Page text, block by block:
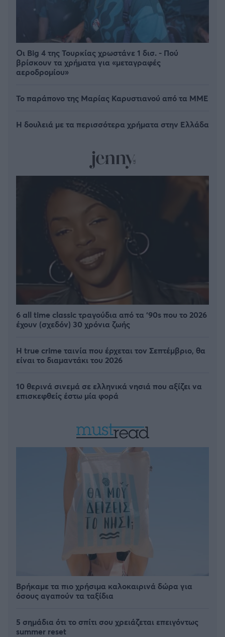
Οι Big 4 της Τουρκίας χρωστάνε 1 δισ. - Πού
βρίσκουν τα χρήματα για «μεταγραφές
αεροδρομίου»
Το παράπονο της Μαρίας Καρυστιανού από τα ΜΜΕ
Η δουλειά με τα περισσότερα χρήματα στην Ελλάδα
6 all time classic τραγούδια από τα ‘90s που το 2026
έχουν (σχεδόν) 30 χρόνια ζωής
Η true crime ταινία που έρχεται τον Σεπτέμβριο, θα
είναι το διαμαντάκι του 2026
10 θερινά σινεμά σε ελληνικά νησιά που αξίζει να
επισκεφθείς έστω μία φορά
Βρήκαμε τα πιο χρήσιμα καλοκαιρινά δώρα για
όσους αγαπούν τα ταξίδια
5 σημάδια ότι το σπίτι σου χρειάζεται επειγόντως
summer reset